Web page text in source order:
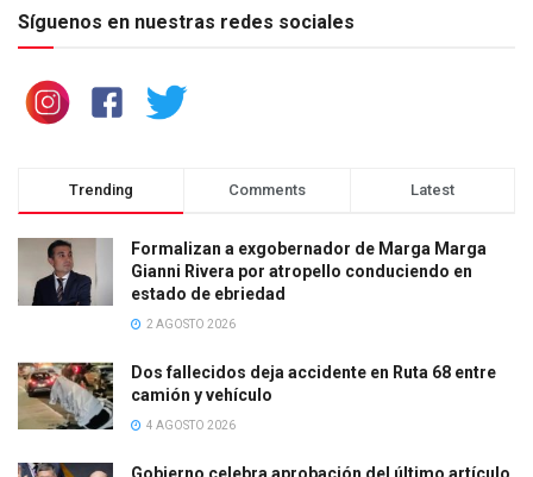
Síguenos en nuestras redes sociales
Trending Comments Latest
Formalizan a exgobernador de Marga Marga
Gianni Rivera por atropello conduciendo en
estado de ebriedad
2 AGOSTO 2026
Dos fallecidos deja accidente en Ruta 68 entre
camión y vehículo
4 AGOSTO 2026